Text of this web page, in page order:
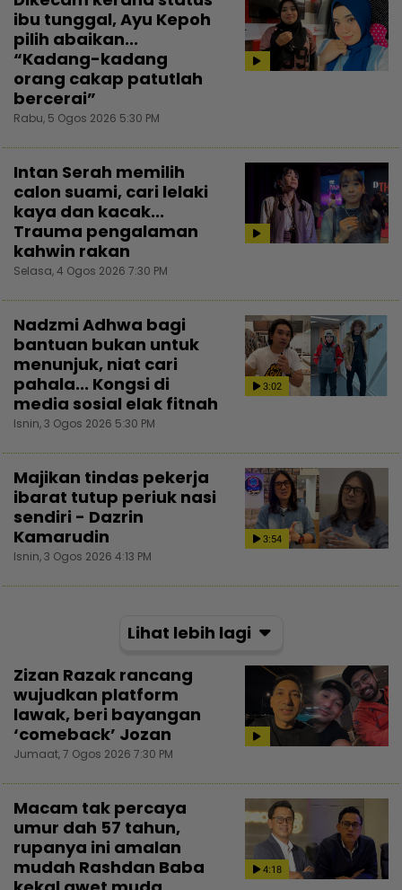
ibu tunggal, Ayu Kepoh
pilih abaikan...
“Kadang-kadang
orang cakap patutlah
bercerai”
Rabu, 5 Ogos 2026 5:30 PM
Intan Serah memilih
calon suami, cari lelaki
kaya dan kacak...
Trauma pengalaman
kahwin rakan
Selasa, 4 Ogos 2026 7:30 PM
3:02
Nadzmi Adhwa bagi
bantuan bukan untuk
menunjuk, niat cari
pahala... Kongsi di
media sosial elak fitnah
Isnin, 3 Ogos 2026 5:30 PM
3:54
Majikan tindas pekerja
ibarat tutup periuk nasi
sendiri - Dazrin
Kamarudin
Isnin, 3 Ogos 2026 4:13 PM
Lihat lebih lagi
Zizan Razak rancang
wujudkan platform
lawak, beri bayangan
‘comeback’ Jozan
Jumaat, 7 Ogos 2026 7:30 PM
4:18
Macam tak percaya
umur dah 57 tahun,
rupanya ini amalan
mudah Rashdan Baba